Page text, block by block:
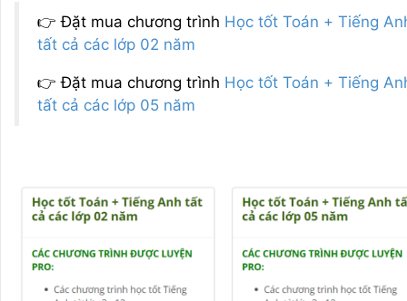
👉 Đặt mua chương trình Học tốt Toán + Tiếng
tất cả các lớp 02 năm
👉 Đặt mua chương trình Học tốt Toán + Tiếng
tất cả các lớp 05 năm